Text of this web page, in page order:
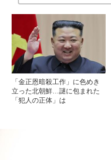
「金正恩暗殺工作」に色めき
立った北朝鮮…謎に包まれた
「犯人の正体」は